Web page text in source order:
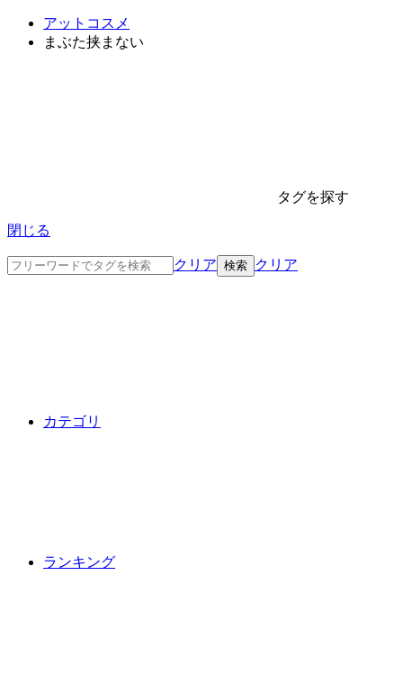
アットコスメ
まぶた挟まない
タグを探す
閉じる
クリア クリア
カテゴリ
ランキング